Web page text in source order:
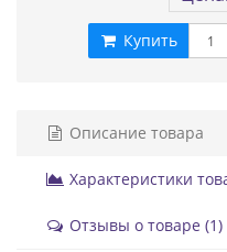
Купить
Описание товара
Характеристики
Отзывы о товаре (1)